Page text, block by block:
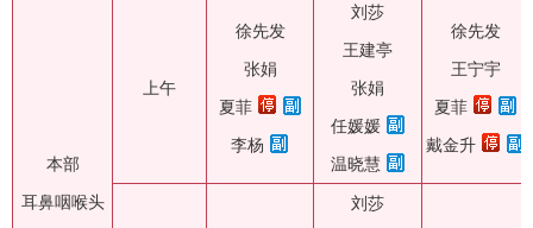
本部
耳鼻咽喉头
上午
徐先发
张娟
夏菲
李杨
刘莎
王建亭
张娟
任媛媛
温晓慧
徐先发
王宁宇
夏菲
戴金升
刘莎